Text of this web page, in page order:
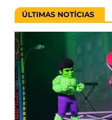
ÚLTIMAS NOTÍCIAS